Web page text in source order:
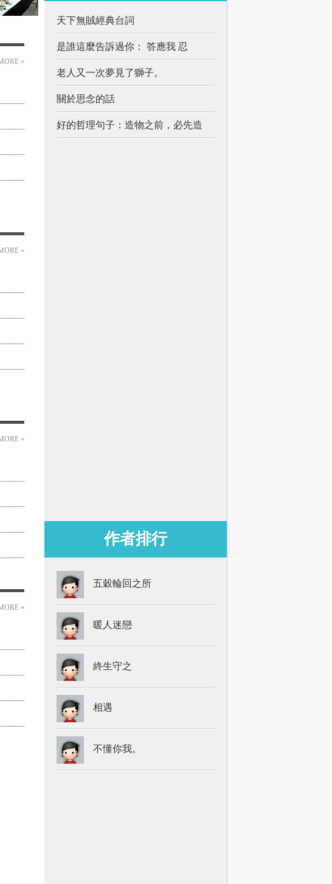
»
»
»
»
天下無賊經典台詞
是誰這麼告訴過你： 答應我 忍
老人又一次夢見了獅子。
關於思念的話
好的哲理句子：造物之前，必先造
作者排行
五穀輪回之所
暖人迷戀
終生守之
相遇
不懂你我。